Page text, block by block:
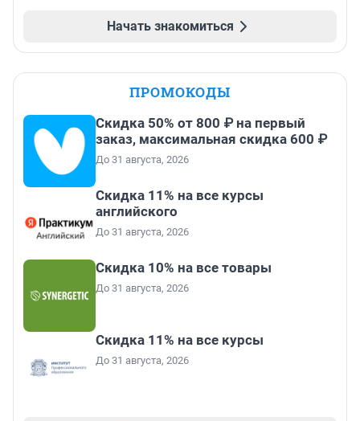
Начать знакомиться
ПРОМОКОДЫ
Скидка 50% от 800 ₽ на первый
заказ, максимальная скидка 600 ₽
До 31 августа, 2026
Скидка 11% на все курсы
английского
До 31 августа, 2026
Скидка 10% на все товары
До 31 августа, 2026
Скидка 11% на все курсы
До 31 августа, 2026